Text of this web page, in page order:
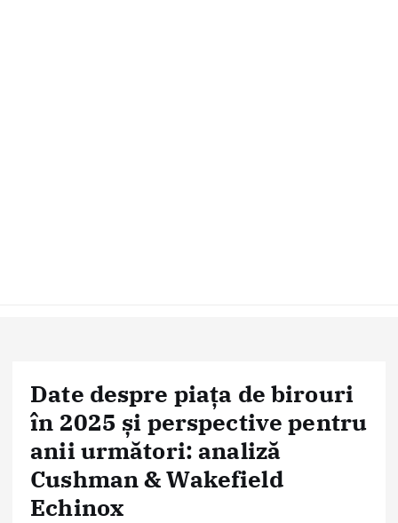
Date despre piața de birouri
în 2025 și perspective pentru
anii următori: analiză
Cushman & Wakefield
Echinox